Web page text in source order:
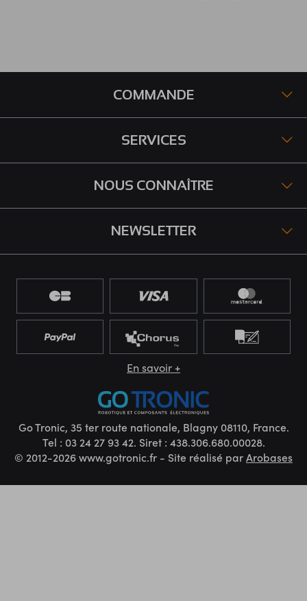
COMMANDE
SERVICES
NOUS CONNAÎTRE
NEWSLETTER
En savoir +
Go Tronic, 35 ter route nationale, Blagny 08110, France.
Tel : 03 24 27 93 42. Siret : 438.306.680.00028.
© 2012-2026 www.gotronic.fr - Site réalisé parArobases